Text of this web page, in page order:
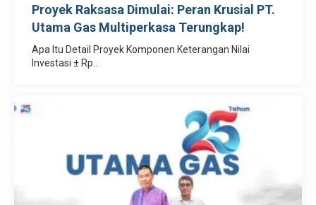
Proyek Raksasa Dimulai: Peran Krusial PT.
Utama Gas Multiperkasa Terungkap!
Apa Itu Detail Proyek Komponen Keterangan Nilai
Investasi ± Rp..